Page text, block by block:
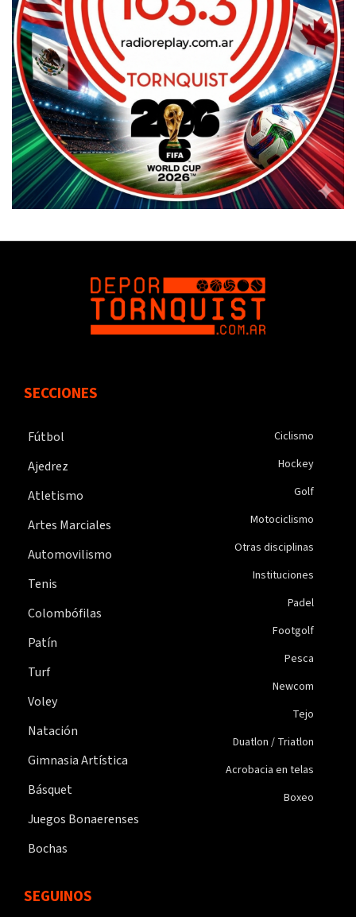
SECCIONES
Fútbol
Ajedrez
Atletismo
Artes Marciales
Automovilismo
Tenis
Colombófilas
Patín
Turf
Voley
Natación
Gimnasia Artística
Básquet
Juegos Bonaerenses
Bochas
Ciclismo
Hockey
Golf
Motociclismo
Otras disciplinas
Instituciones
Padel
Footgolf
Pesca
Newcom
Tejo
Duatlon / Triatlon
Acrobacia en telas
Boxeo
SEGUINOS